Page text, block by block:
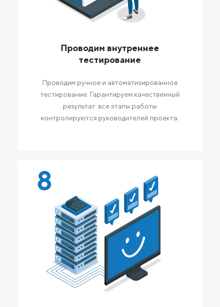
Проводим внутреннее
тестирование
Проводим ручное и автоматизированное
тестирование. Гарантируем качественный
результат: все этапы работы
контролируются руководителей проекта.
8